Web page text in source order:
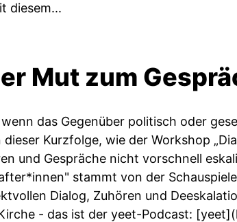
diesem...
Mut zum
das Gegenüber politisch oder
Kurzfolge, wie der Workshop
und Gespräche nicht vorschnell
stammt von der
Dialog, Zuhören und
- das ist der yeet-Podcast: [yeet](